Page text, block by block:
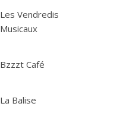
Les Vendredis
Musicaux
Bzzzt Café
La Balise